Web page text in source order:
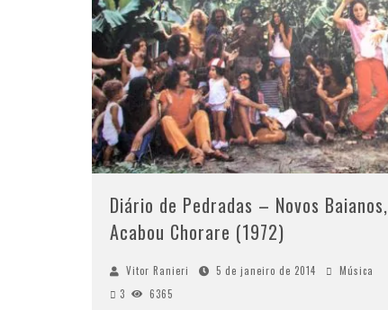
Diário de Pedradas – Novos Baianos,
Acabou Chorare (1972)
Vitor Ranieri 5 de janeiro de 2014
Música
3
6365